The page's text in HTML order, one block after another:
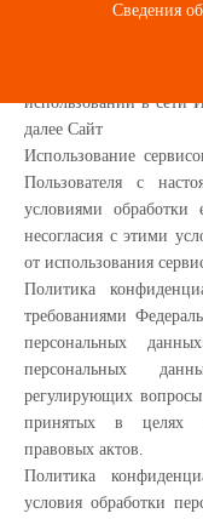
УЧРЕЖДЕНИЕ
-АЛАНИЯ, (далее –
использовании в сети
далее Сайт
Использование
Пользователя с
условиями
несогласия с этими
от использования
Политика
требованиями
персональных
персональных
регулирующих
принятых в целях
правовых актов.
Политика
условия обработки
Сведения